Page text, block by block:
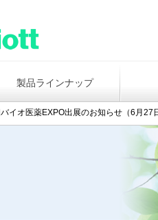
製品ラインナップ
イオ医薬EXPO出展のお知らせ（6月27